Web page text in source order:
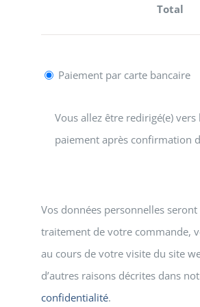
Total
Paiement par carte bancaire
Vous allez être redirigé(e) vers
paiement après confirmation
Vos données personnelles
traitement de votre commande,
au cours de votre visite du site
d’autres raisons décrites dans
confidentialité.